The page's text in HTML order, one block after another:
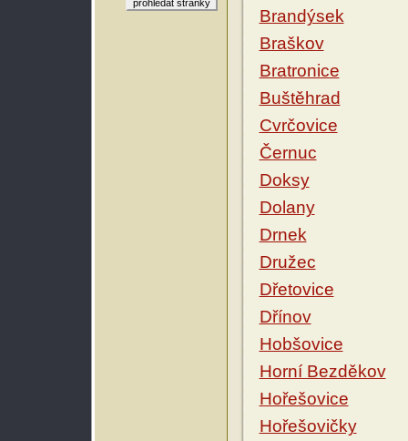
Brandýsek
Braškov
Bratronice
Buštěhrad
Cvrčovice
Černuc
Doksy
Dolany
Drnek
Družec
Dřetovice
Dřínov
Hobšovice
Horní Bezděkov
Hořešovice
Hořešovičky